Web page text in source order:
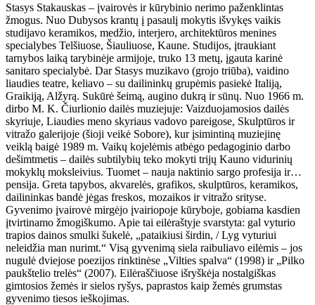
Stasys Stakauskas – įvairovės ir kūrybinio nerimo paženklintas
žmogus. Nuo Dubysos krantų į pasaulį mokytis išvykęs vaikis
studijavo keramikos, medžio, interjero, architektūros menines
specialybes Telšiuose, Šiauliuose, Kaune. Studijos, įtraukiant
tarnybos laiką tarybinėje armijoje, truko 13 metų, įgauta karinė
sanitaro specialybė. Dar Stasys muzikavo (grojo triūba), vaidino
liaudies teatre, keliavo – su dailininkų grupėmis pasiekė Italiją,
Graikiją, Alžyrą. Sukūrė šeimą, augino dukrą ir sūnų. Nuo 1966 m.
dirbo M. K. Čiurlionio dailės muziejuje: Vaizduojamosios dailės
skyriuje, Liaudies meno skyriaus vadovo pareigose, Skulptūros ir
vitražo galerijoje (šioji veikė Sobore), kur įsimintiną muziejinę
veiklą baigė 1989 m. Vaikų kojelėmis atbėgo pedagoginio darbo
dešimtmetis – dailės subtilybių teko mokyti trijų Kauno vidurinių
mokyklų moksleivius. Tuomet – nauja naktinio sargo profesija ir…
pensija. Greta tapybos, akvarelės, grafikos, skulptūros, keramikos,
dailininkas bandė jėgas freskos, mozaikos ir vitražo srityse.
Gyvenimo įvairovė mirgėjo įvairiopoje kūryboje, gobiama kasdien
įtvirtinamo žmogiškumo. Apie tai eilėraštyje svarstyta: gal vyturio
trapios dainos smulki šukelė, „pataikiusi širdin, / Lyg vyturiui
neleidžia man nurimt.“ Visą gyvenimą siela raibuliavo eilėmis – jos
nugulė dviejose poezijos rinktinėse „Vilties spalva“ (1998) ir „Pilko
paukštelio trelės“ (2007). Eilėraščiuose išryškėja nostalgiškas
gimtosios žemės ir sielos ryšys, paprastos kaip žemės grumstas
gyvenimo tiesos ieškojimas.